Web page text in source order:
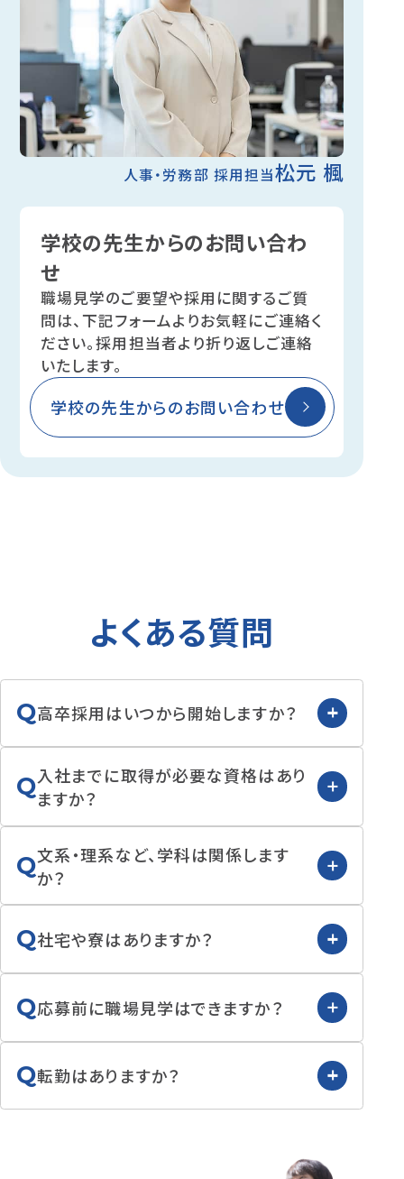
人事・労務部 採用担当松元 楓
学校の先生からのお問い合わ
せ
職場見学のご要望や採用に関するご質
問は、下記フォームよりお気軽にご連絡く
ださい。採用担当者より折り返しご連絡
いたします。
学校の先生からのお問い合わせ
よくある質問
Q高卒採用はいつから開始しますか？
Q入社までに取得が必要な資格はあり
ますか？
Q文系・理系など、学科は関係します
か？
Q社宅や寮はありますか？
Q応募前に職場見学はできますか？
Q転勤はありますか？